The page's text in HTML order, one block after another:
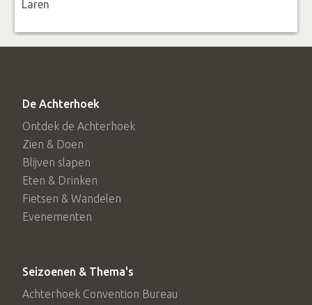
of ongestoord wilt werken. Gezeten aan de schrijftafel
voor het raam, midden in het groen, vloeit de inspiratie
vanzelf.
Laren
De Achterhoek
Ontdek de Achterhoek
Zien & Doen
Blijven slapen
Eten & Drinken
Fietsen & Wandelen
Evenementen
Seizoenen & Thema's
Achterhoek Convention Bureau